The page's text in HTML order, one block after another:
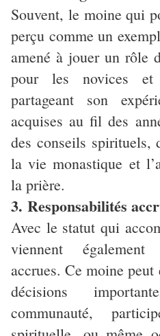
Souvent, le moine qui
perçu comme un
amené à jouer un rôle
pour les novices et
partageant son
acquises au fil des
des conseils spirituels,
la vie monastique et
la prière.
3. Responsabilités
Avec le statut qui
viennent également
accrues. Ce moine
décisions
communauté,